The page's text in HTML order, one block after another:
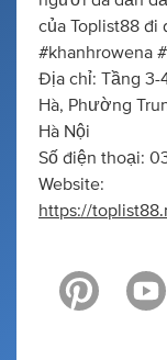
của Toplist88 đi
#khanhrowena
Địa chỉ: Tầng 3-
Hà, Phường
Hà Nội
Số điện thoại:
Website:
https://